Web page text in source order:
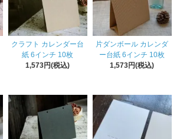
クラフト カレンダー台
紙 6インチ 10枚
1,573円(税込)
片ダンボール カレンダ
ー台紙 6インチ 10枚
1,573円(税込)